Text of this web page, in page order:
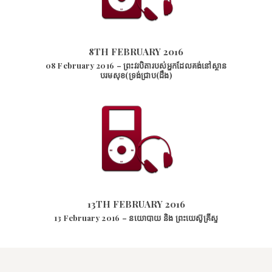
8TH FEBRUARY 2016
08 February 2016 – ព្រះវរបិតារបស់អ្នកដែលគង់នៅស្ថាន
បរមសុខ(ទ្រង់ជ្រាប(ដឹង)
13TH FEBRUARY 2016
13 February 2016 – នយោបាយ​ និង​ ព្រះយេស៊ូគ្រីស្ទ